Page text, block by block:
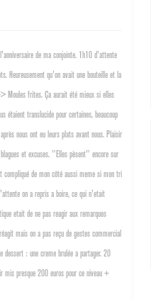
de ma conjointe. 1h10 d'attente
Heureusement qu'on avait une bouteille et la
Moules frites. Ça aurait été mieux si elles
étaient translucide pour certaines, beaucoup
nous ont eu leurs plats avant nous. Plaisir
et excuses. "Elles pèsent" encore sur
compliqué de mon côté aussi meme si mon tri
on a repris a boire, ce qui n'etait
etait de ne pas reagir aux remarques
mais on a pas reçu de gestes commercial
: une creme brulée a partager. 20
mis presque 200 euros pour ce niveau +